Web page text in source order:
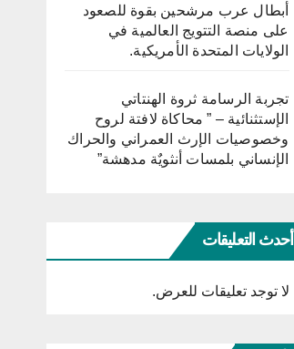
أبطال عرب مرشحين بقوة للصعود
على منصة التتويج العالمية في
الولايات المتحدة الأمريكية.
تجربة الرسامة ثروة الهنتاتي
الإستثنائية – ” محاكاة لافتة لروح
وخصوصيات الإرث العمراني والحراك
الإنساني بلمسات أنثويٌة مدهشة”
أحدث التعليقات
لا توجد تعليقات للعرض.